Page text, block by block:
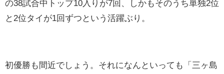
の38試合中トップ10入りが7回、しかもそのうち単独2位
と2位タイが1回ずつという活躍ぶり。
初優勝も間近でしょう。それになんといっても「三ヶ島